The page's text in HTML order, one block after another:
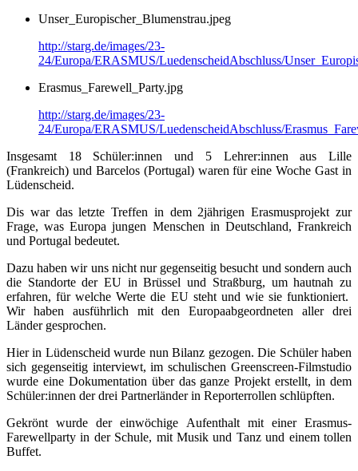
Unser_Europischer_Blumenstrau.jpeg
http://starg.de/images/23-
24/Europa/ERASMUS/LuedenscheidAbschluss/
Erasmus_Farewell_Party.jpg
http://starg.de/images/23-
24/Europa/ERASMUS/LuedenscheidAbschluss/
Insgesamt 18 Schüler:innen und 5 Lehrer:innen aus Lille
(Frankreich) und Barcelos (Portugal) waren für eine Woche Gast in
Lüdenscheid.
Dis war das letzte Treffen in dem 2jährigen Erasmusprojekt zur
Frage, was Europa jungen Menschen in Deutschland, Frankreich
und Portugal bedeutet.
Dazu haben wir uns nicht nur gegenseitig besucht und sondern auch
die Standorte der EU in Brüssel und Straßburg, um hautnah zu
erfahren, für welche Werte die EU steht und wie sie funktioniert.
Wir haben ausführlich mit den Europaabgeordneten aller drei
Länder gesprochen.
Hier in Lüdenscheid wurde nun Bilanz gezogen. Die Schüler haben
sich gegenseitig interviewt, im schulischen Greenscreen-Filmstudio
wurde eine Dokumentation über das ganze Projekt erstellt, in dem
Schüler:innen der drei Partnerländer in Reporterrollen schlüpften.
Gekrönt wurde der einwöchige Aufenthalt mit einer Erasmus-
Farewellparty in der Schule, mit Musik und Tanz und einem tollen
Buffet.